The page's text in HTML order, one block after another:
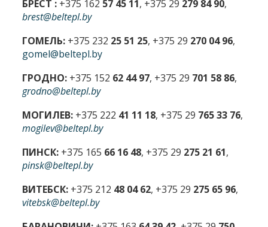
БРЕСТ : +375 162 57 45 11, +375 29 279 84 90,
brest@beltepl.by
ГОМЕЛЬ: +375 232 25 51 25, +375 29 270 04 96,
gomel@beltepl.by
ГРОДНО: +375 152 62 44 97, +375 29 701 58 86,
grodno@beltepl.by
МОГИЛЕВ: +375 222 41 11 18, +375 29 765 33 76,
mogilev@beltepl.by
ПИНСК: +375 165 66 16 48, +375 29 275 21 61,
pinsk@beltepl.by
ВИТЕБСК: +375 212 48 04 62, +375 29 275 65 96,
vitebsk@beltepl.by